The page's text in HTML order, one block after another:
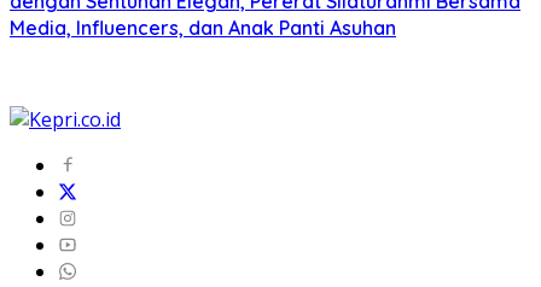
Media, Influencers, dan Anak Panti Asuhan